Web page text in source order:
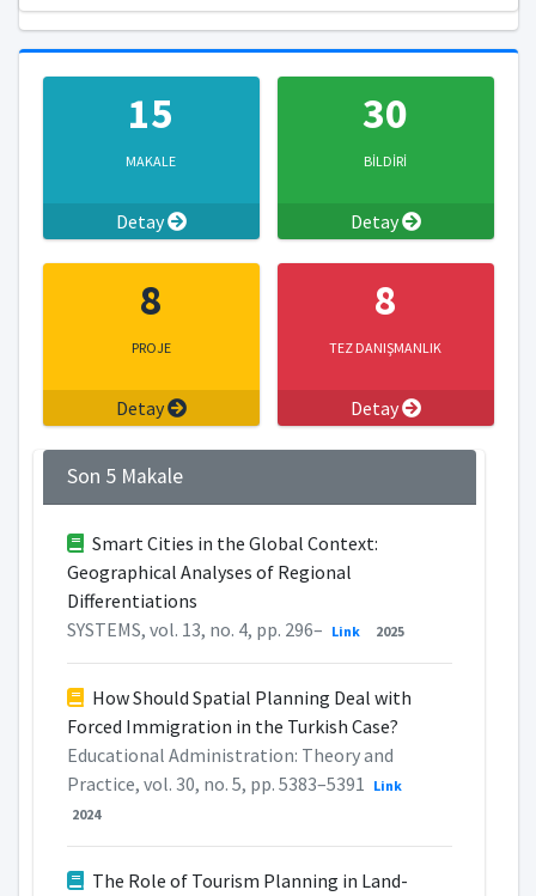
15
MAKALE
Detay
30
BİLDİRİ
Detay
8
PROJE
Detay
8
TEZ DANIŞMANLIK
Detay
Son 5 Makale
Smart Cities in the Global Context:
Geographical Analyses of Regional
Differentiations
SYSTEMS, vol. 13, no. 4, pp. 296– Link 2025
How Should Spatial Planning Deal with
Forced Immigration in the Turkish Case?
Educational Administration: Theory and
Practice, vol. 30, no. 5, pp. 5383–5391 Link
2024
The Role of Tourism Planning in Land-